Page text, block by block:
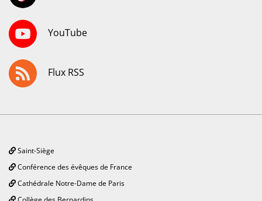
YouTube
Flux RSS
Saint-Siège
Conférence des évêques de France
Cathédrale Notre-Dame de Paris